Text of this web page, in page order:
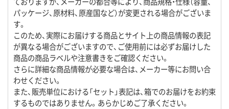
パッケージ、原材料、原産国など）が変更される場合がございま
す。
このため、実際にお届けする商品とサイト上の商品情報の表記
が異なる場合がございますので、ご使用前には必ずお届けした
商品の商品ラベルや注意書きをご確認ください。
さらに詳細な商品情報が必要な場合は、メーカー等にお問い合
わせください。
また、販売単位における「セット」表記は、箱でのお届けをお約束
するものではありません。あらかじめご了承ください。